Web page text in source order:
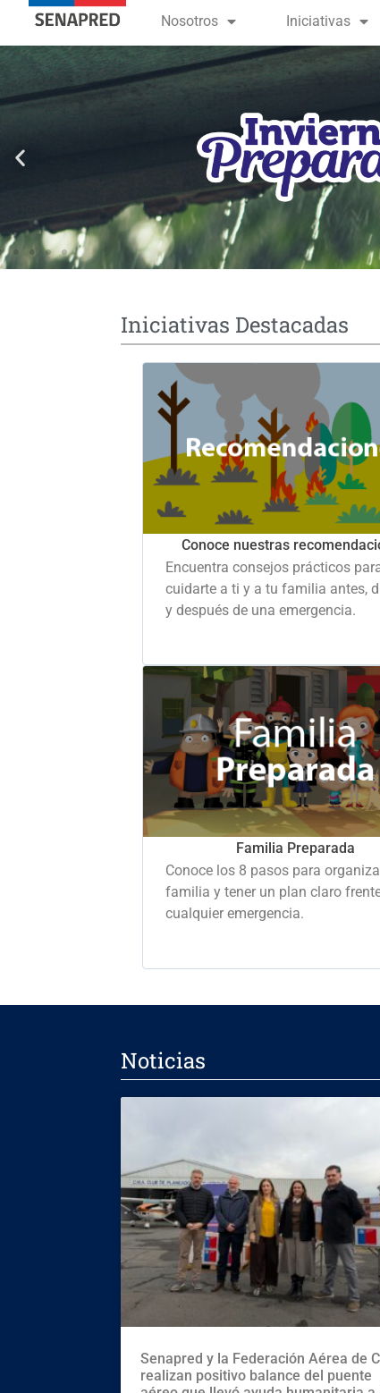
contenido
Nosotros Iniciativas
Iniciativas Destacadas
Conoce nuestras
Encuentra consejos prácticos
cuidarte a ti y a tu familia antes,
y después de una emergencia.
Familia Preparada
Conoce los 8 pasos para
familia y tener un plan claro
cualquier emergencia.
Noticias
Senapred y la Federación Aérea de
realizan positivo balance del puente